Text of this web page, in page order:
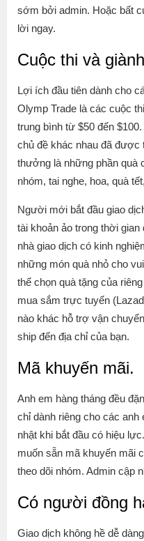
sớm bởi admin. Hoặc bất
lời ngay.
Cuộc thi và
Lợi ích đầu tiên dành cho
Olymp Trade là các cuộc
trung bình từ $50 đến
chủ đề khác nhau đã được
thưởng là những phần quà
nhóm, tai nghe, hoa, quà
Người mới bắt đầu giao
tài khoản ảo trong thời
nhà giao dịch có kinh
những món quà nhỏ cho
thể chọn quà tặng của
mua sắm trực tuyến
nào khác hỗ trợ vận
ship đến địa chỉ của bạn.
Mã khuyến mãi.
Anh em hàng tháng đều
chỉ dành riêng cho các
nhật khi bắt đầu có hiệu
muốn sẵn mã khuyến mãi
theo dõi nhóm. Admin cập
Có người đồng
Giao dịch không hề dễ